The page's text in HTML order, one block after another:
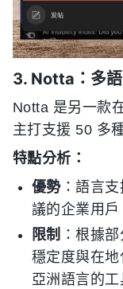
3. Notta：多
Notta 是另一款
主打支援 50 多
特點分析：
優勢：語言
議的企業用戶
限制 ：根據
穩定度與在
亞洲語言的工